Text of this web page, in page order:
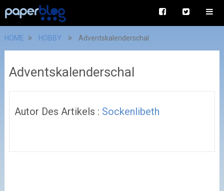
HOME HOBBY Adventskalenderschal
Adventskalenderschal
Autor Des Artikels : Sockenlibeth